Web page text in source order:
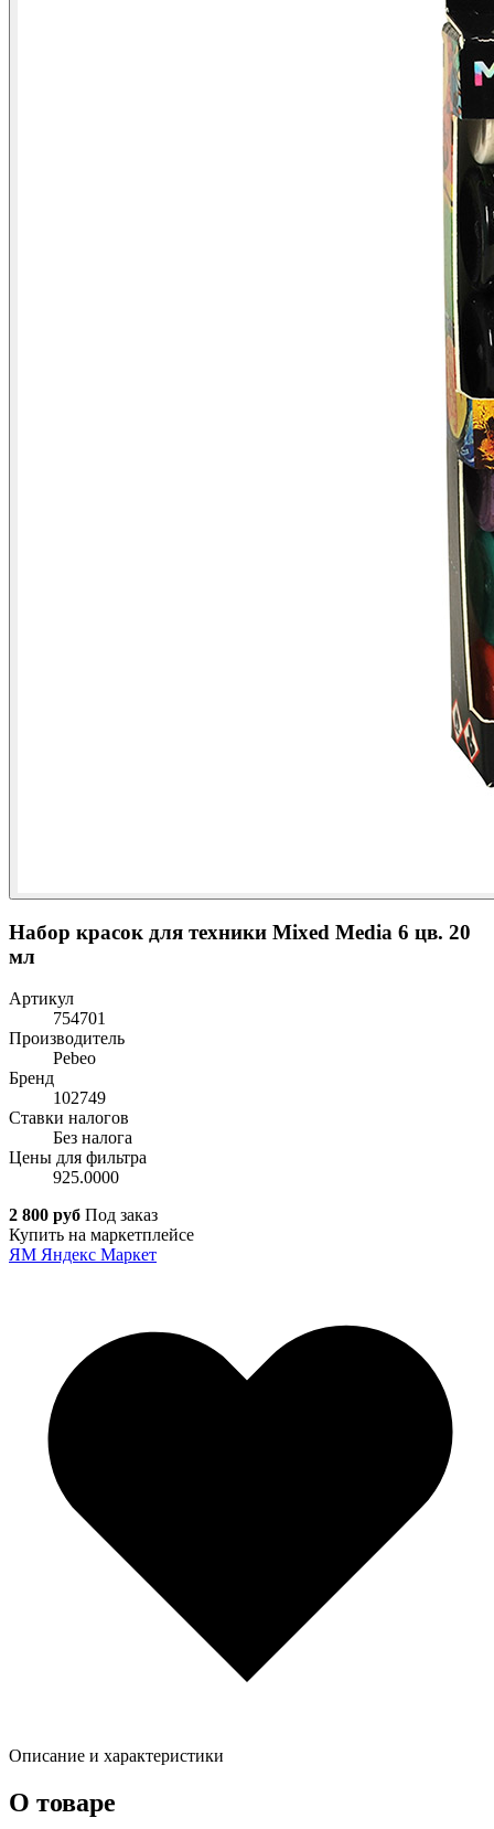
Набор красок для техники Mixed Media 6 цв. 20
мл
Артикул
754701
Производитель
Pebeo
Бренд
102749
Ставки налогов
Без налога
Цены для фильтра
925.0000
2 800 руб Под заказ
Купить на маркетплейсе
ЯМ Яндекс Маркет
Описание и характеристики
О товаре